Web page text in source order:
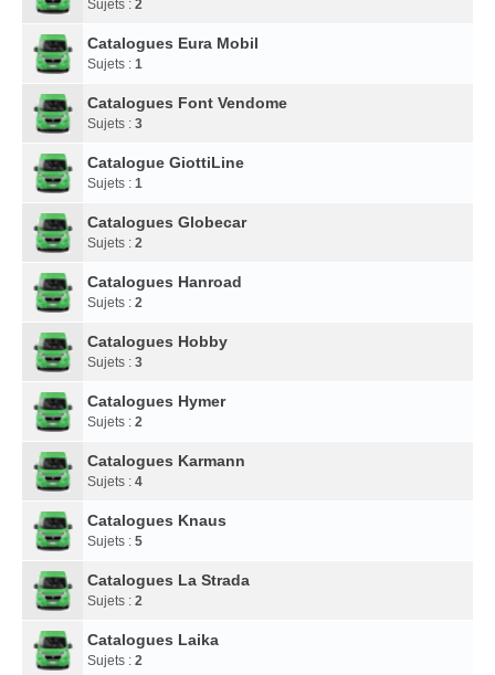
Sujets : 2
Catalogues Eura Mobil
Sujets : 1
Catalogues Font Vendome
Sujets : 3
Catalogue GiottiLine
Sujets : 1
Catalogues Globecar
Sujets : 2
Catalogues Hanroad
Sujets : 2
Catalogues Hobby
Sujets : 3
Catalogues Hymer
Sujets : 2
Catalogues Karmann
Sujets : 4
Catalogues Knaus
Sujets : 5
Catalogues La Strada
Sujets : 2
Catalogues Laika
Sujets : 2